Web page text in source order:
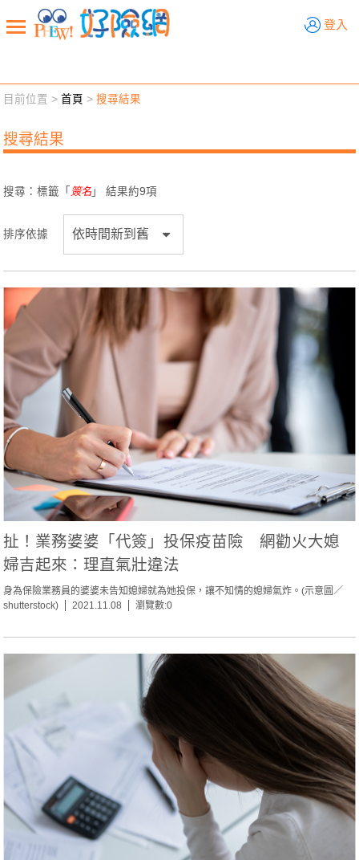
登入
新聞觀點 業務交流
退休先準備 好險學堂 輔銷工具 活動專區
目前位置 >首頁 >搜尋結果
搜尋結果
搜尋：標籤「 簽名 」 結果約9項
排序依據
扯！業務婆婆「代簽」投保疫苗險 網勸火大媳
婦吉起來：理直氣壯違法
身為保險業務員的婆婆未告知媳婦就為她投保，讓不知情的媳婦氣炸。(示意圖／
shutterstock)
2021.11.08 瀏覽數:0